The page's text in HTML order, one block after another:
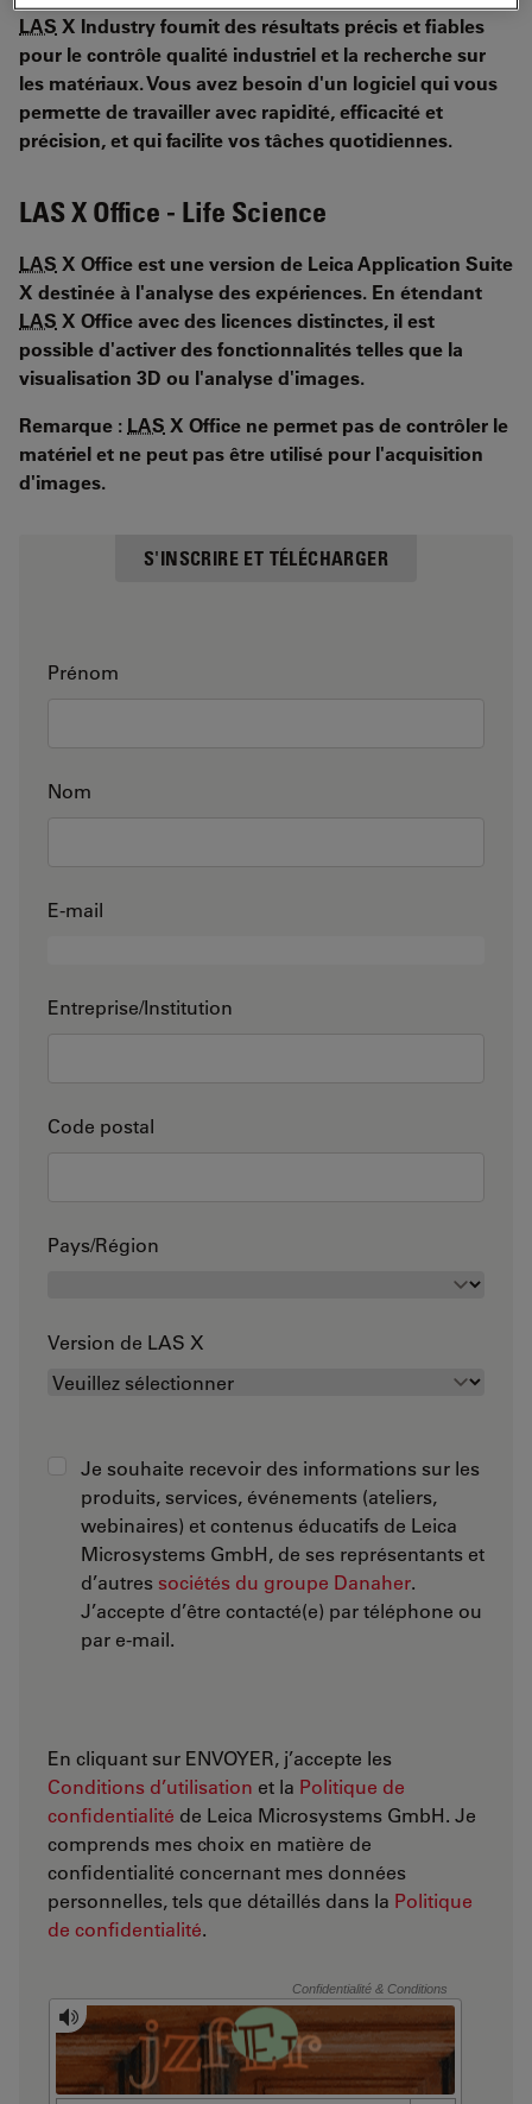
LAS X Industry fournit des résultats précis et fiables
pour le contrôle qualité industriel et la recherche sur
les matériaux. Vous avez besoin d'un logiciel qui vous
permette de travailler avec rapidité, efficacité et
précision, et qui facilite vos tâches quotidiennes.
LAS X Office - Life Science
LAS X Office est une version de Leica Application Suite
X destinée à l'analyse des expériences. En étendant
LAS X Office avec des licences distinctes, il est
possible d'activer des fonctionnalités telles que la
visualisation 3D ou l'analyse d'images.
Remarque : LAS X Office ne permet pas de contrôler le
matériel et ne peut pas être utilisé pour l'acquisition
d'images.
S'INSCRIRE ET TÉLÉCHARGER
Prénom
Nom
E-mail
Entreprise/Institution
Code postal
Pays/Région
Version de LAS X
Je souhaite recevoir des informations sur les
produits, services, événements (ateliers,
webinaires) et contenus éducatifs de Leica
Microsystems GmbH, de ses représentants et
d’autres sociétés du groupe Danaher.
J’accepte d’être contacté(e) par téléphone ou
par e-mail.
En cliquant sur ENVOYER, j’accepte les
Conditions d’utilisation et la Politique de
confidentialité de Leica Microsystems GmbH. Je
comprends mes choix en matière de
confidentialité concernant mes données
personnelles, tels que détaillés dans la Politique
de confidentialité.